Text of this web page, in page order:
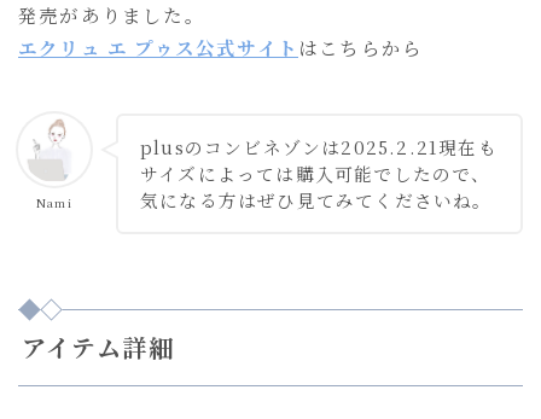
発売がありました。
エクリュ エ プゥス公式サイト はこちらから
Nami
plusのコンビネゾンは2025.2.21現在も
サイズによっては購入可能でしたので、
気になる方はぜひ見てみてくださいね。
アイテム詳細